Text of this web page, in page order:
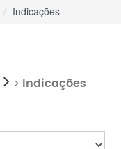
Indicações
Indicações